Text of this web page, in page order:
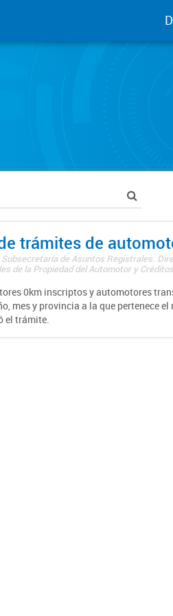
trámites de
de Asuntos Registrales.
de la Propiedad del Automotor y
0km inscriptos y automotores
mes y provincia a la que pertenece
el trámite.